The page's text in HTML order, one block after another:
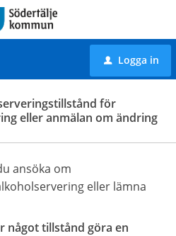
u Logga in
för
eller anmälan om ändring
ansöka om
eller lämna
något tillstånd göra en